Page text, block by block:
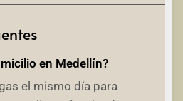
en Medellín?
el mismo día para